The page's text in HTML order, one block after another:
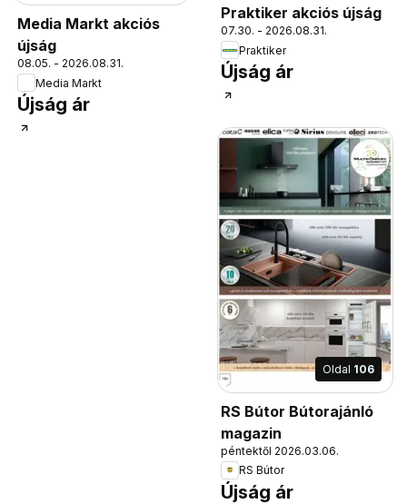
Media Markt akciós
újság
08.05. - 2026.08.31.
Media Markt
Újság ár
Praktiker akciós újság
07.30. - 2026.08.31.
Praktiker
Újság ár
Oldal 106
RS Bútor Bútorajánló
magazin
péntektől 2026.03.06.
RS Bútor
Újság ár